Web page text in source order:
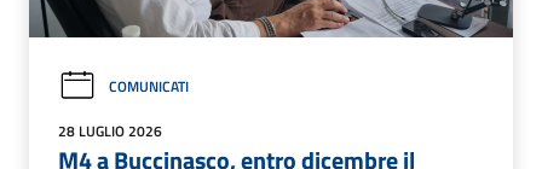
COMUNICATI
28 LUGLIO 2026
M4 a Buccinasco, entro dicembre il